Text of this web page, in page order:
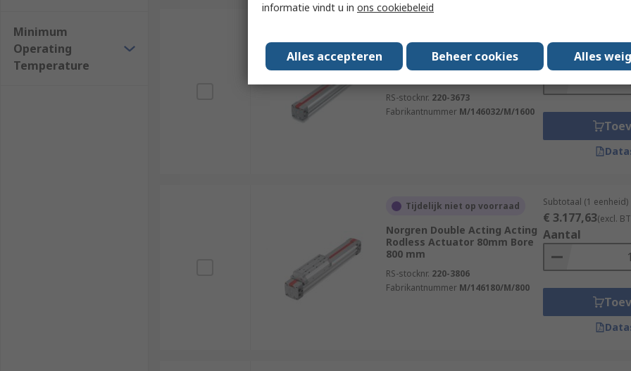
Minimum
Operating
Temperature
Norgren Double Acting Acting
Rodless Actuator 32mm Bore
RS-stocknr. 220-3673
Fabrikantnummer M/146032/M/1600
€ 945,30(excl. BTW)
Aantal
Tijdelijk niet op voorraad
Norgren Double Acting Acting
Rodless Actuator 80mm Bore
800 mm
RS-stocknr. 220-3806
Fabrikantnummer M/146180/M/800
Subtotaal (1 eenheid)
€ 3.177,63(excl.
Aantal
informatie vindt u in ons cookiebeleid
Alles accepteren Beheer cookies Alles